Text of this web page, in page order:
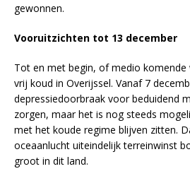
gewonnen.
Vooruitzichten tot 13 december
Tot en met begin, of medio
vrij koud in Overijssel. Vanaf 7
depressiedoorbraak voor beduidend
zorgen, maar het is nog steeds
met het koude regime blijven zitten.
oceaanlucht uiteindelijk terreinwinst
groot in dit land.